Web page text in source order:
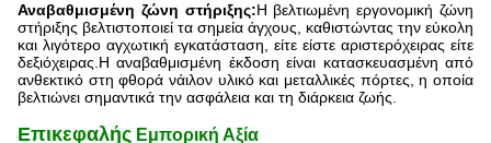
Αναβαθμισμένη ζώνη στήριξης:Η βελτιωμένη εργονομική ζώνη
στήριξης βελτιστοποιεί τα σημεία άγχους, καθιστώντας την εύκολη
και λιγότερο αγχωτική εγκατάσταση, είτε είστε αριστερόχειρας είτε
δεξιόχειρας.Η αναβαθμισμένη έκδοση είναι κατασκευασμένη από
ανθεκτικό στη φθορά νάιλον υλικό και μεταλλικές πόρτες, η οποία
βελτιώνει σημαντικά την ασφάλεια και τη διάρκεια ζωής.
Επικεφαλής Εμπορική Αξία